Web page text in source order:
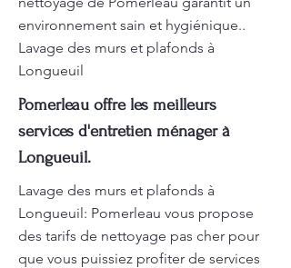
environnement sain et hygiénique..
Lavage des murs et plafonds à
Longueuil
Pomerleau offre les meilleurs
services d'entretien ménager à
Longueuil.
Lavage des murs et plafonds à
Longueuil: Pomerleau vous propose
des tarifs de nettoyage pas cher pour
que vous puissiez profiter de services